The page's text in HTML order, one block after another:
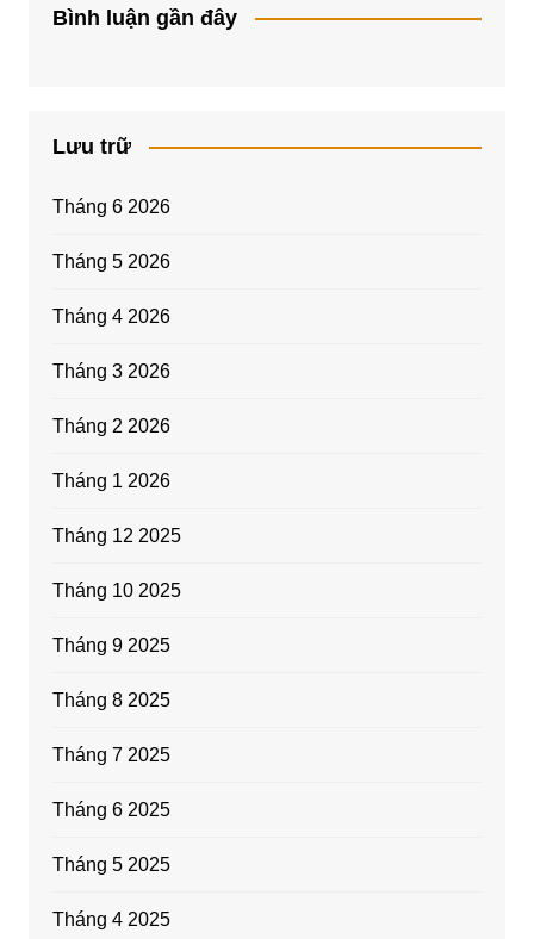
Bình luận gần đây
Lưu trữ
Tháng 6 2026
Tháng 5 2026
Tháng 4 2026
Tháng 3 2026
Tháng 2 2026
Tháng 1 2026
Tháng 12 2025
Tháng 10 2025
Tháng 9 2025
Tháng 8 2025
Tháng 7 2025
Tháng 6 2025
Tháng 5 2025
Tháng 4 2025